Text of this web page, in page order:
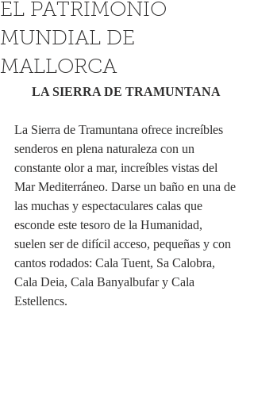
EL PATRIMONIO
MUNDIAL DE
MALLORCA
LA SIERRA DE TRAMUNTANA
La Sierra de Tramuntana ofrece increíbles
senderos en plena naturaleza con un
constante olor a mar, increíbles vistas del
Mar Mediterráneo. Darse un baño en una de
las muchas y espectaculares calas que
esconde este tesoro de la Humanidad,
suelen ser de difícil acceso, pequeñas y con
cantos rodados: Cala Tuent, Sa Calobra,
Cala Deia, Cala Banyalbufar y Cala
Estellencs.